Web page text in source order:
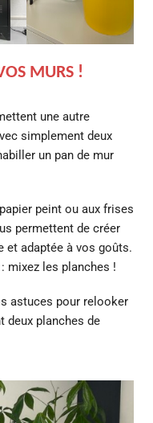
MURS !
une autre
simplement deux
un pan de mur
peint ou aux frises
permettent de créer
et adaptée à vos goûts.
mixez les planches !
astuces pour relooker
deux planches de